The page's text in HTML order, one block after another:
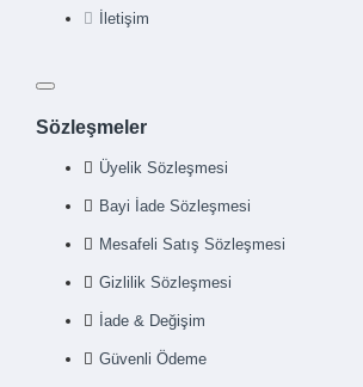
İletişim
Sözleşmeler
Üyelik Sözleşmesi
Bayi İade Sözleşmesi
Mesafeli Satış Sözleşmesi
Gizlilik Sözleşmesi
İade & Değişim
Güvenli Ödeme